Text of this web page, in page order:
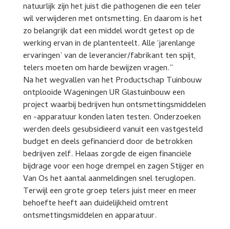
natuurlijk zijn het juist die pathogenen die een teler
wil verwijderen met ontsmetting. En daarom is het
zo belangrijk dat een middel wordt getest op de
werking ervan in de plantenteelt. Alle ‘jarenlange
ervaringen’ van de leverancier/fabrikant ten spijt,
telers moeten om harde bewijzen vragen.”
Na het wegvallen van het Productschap Tuinbouw
ontplooide Wageningen UR Glastuinbouw een
project waarbij bedrijven hun ontsmettingsmiddelen
en -apparatuur konden laten testen. Onderzoeken
werden deels gesubsidieerd vanuit een vastgesteld
budget en deels gefinancierd door de betrokken
bedrijven zelf. Helaas zorgde de eigen financiële
bijdrage voor een hoge drempel en zagen Stijger en
Van Os het aantal aanmeldingen snel teruglopen.
Terwijl een grote groep telers juist meer en meer
behoefte heeft aan duidelijkheid omtrent
ontsmettingsmiddelen en apparatuur.